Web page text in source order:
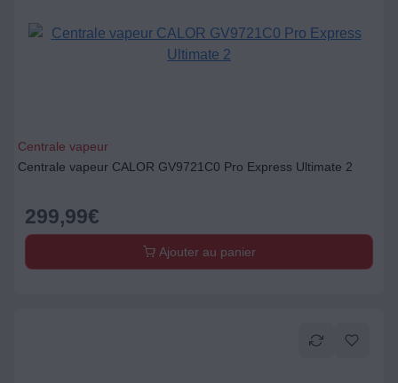
Centrale vapeur
Centrale vapeur CALOR GV9721C0 Pro Express Ultimate 2
299,99€
Ajouter au panier